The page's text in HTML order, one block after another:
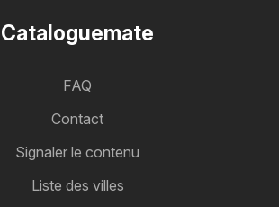
Cataloguemate
FAQ
Contact
Signaler le contenu
Liste des villes